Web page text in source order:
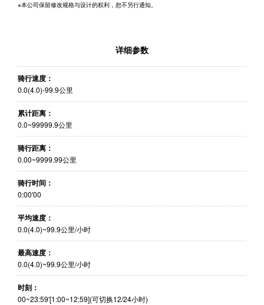
※本公司保留修改规格与设计的权利，恕不另行通知。
详细参数
骑行速度：
0.0(4.0)-99.9公里
累计距离：
0.0~99999.9公里
骑行距离：
0.00~9999.99公里
骑行时间：
0:00'00
平均速度：
0.0(4.0)~99.9公里/小时
最高速度：
0.0(4.0)~99.9公里/小时
时刻：
00~23:59′[1:00~12:59](可切换12/24小时)